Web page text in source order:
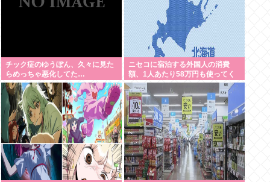
チック症のゆうぽん、久々に見た
らめっちゃ悪化してた…
ニセコに宿泊する外国人の消費
額、1人あたり58万円も使ってく
れることが判明。日本人の4.6倍